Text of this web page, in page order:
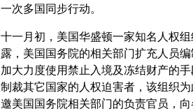
一次多国同步行动。
十一月初，美国华盛顿一家知名人权组
露，美国国务院的相关部门扩充人员编
加大力度使用禁止入境及冻结财产的手
制裁其它国家的人权迫害者，该组织为
邀美国国务院相关部门的负责官员，向